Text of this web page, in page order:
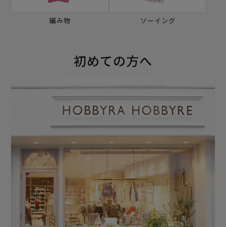
編み物 ソーイング
初めての方へ